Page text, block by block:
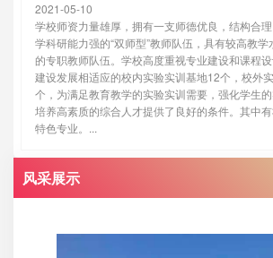
2021-05-10
学校师资力量雄厚，拥有一支师德优良，结构合
学科研能力强的“双师型”教师队伍，具有较高教
的专职教师队伍。学校高度重视专业建设和课程
建设发展相适应的校内实验实训基地12个，校外
个，为满足教育教学的实验实训需要，强化学生
培养高素质的综合人才提供了良好的条件。其中
特色专业。...
风采展示